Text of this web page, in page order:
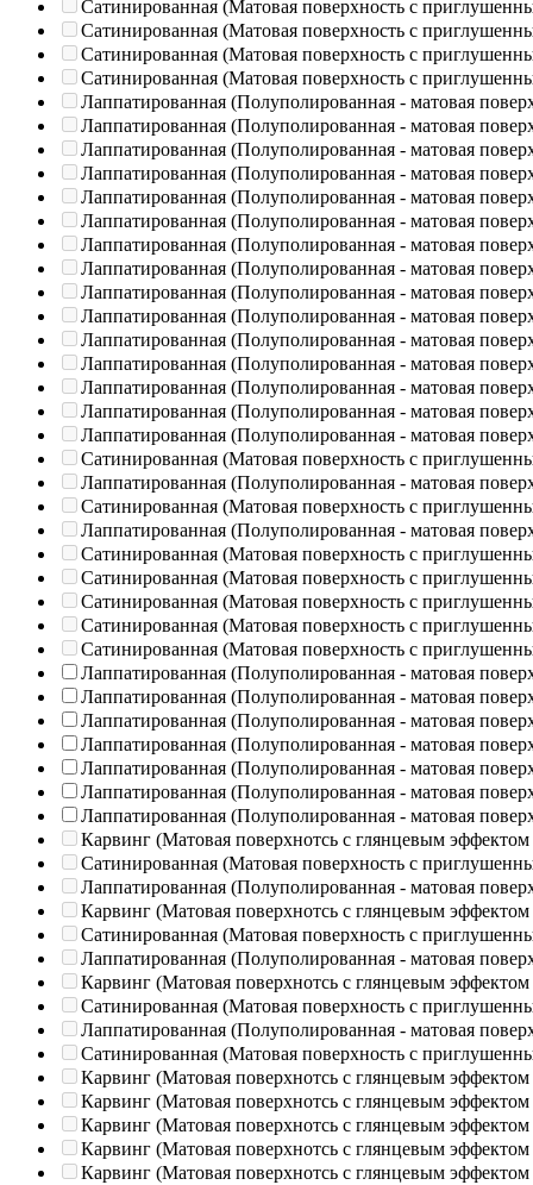
Сатинированная (Матовая поверхность с
Сатинированная (Матовая поверхность с
Сатинированная (Матовая поверхность с
Сатинированная (Матовая поверхность с
Лаппатированная (Полуполированная - матовая
Лаппатированная (Полуполированная - матовая
Лаппатированная (Полуполированная - матовая
Лаппатированная (Полуполированная - матовая
Лаппатированная (Полуполированная - матовая
Лаппатированная (Полуполированная - матовая
Лаппатированная (Полуполированная - матовая
Лаппатированная (Полуполированная - матовая
Лаппатированная (Полуполированная - матовая
Лаппатированная (Полуполированная - матовая
Лаппатированная (Полуполированная - матовая
Лаппатированная (Полуполированная - матовая
Лаппатированная (Полуполированная - матовая
Лаппатированная (Полуполированная - матовая
Лаппатированная (Полуполированная - матовая
Сатинированная (Матовая поверхность с
Лаппатированная (Полуполированная - матовая
Сатинированная (Матовая поверхность с
Лаппатированная (Полуполированная - матовая
Сатинированная (Матовая поверхность с
Сатинированная (Матовая поверхность с
Сатинированная (Матовая поверхность с
Сатинированная (Матовая поверхность с
Сатинированная (Матовая поверхность с
Лаппатированная (Полуполированная - матовая
Лаппатированная (Полуполированная - матовая
Лаппатированная (Полуполированная - матовая
Лаппатированная (Полуполированная - матовая
Лаппатированная (Полуполированная - матовая
Лаппатированная (Полуполированная - матовая
Лаппатированная (Полуполированная - матовая
Карвинг (Матовая поверхнотсь с глянцевым эффектом
Сатинированная (Матовая поверхность с
Лаппатированная (Полуполированная - матовая
Карвинг (Матовая поверхнотсь с глянцевым эффектом
Сатинированная (Матовая поверхность с
Лаппатированная (Полуполированная - матовая
Карвинг (Матовая поверхнотсь с глянцевым эффектом
Сатинированная (Матовая поверхность с
Лаппатированная (Полуполированная - матовая
Сатинированная (Матовая поверхность с
Карвинг (Матовая поверхнотсь с глянцевым эффектом
Карвинг (Матовая поверхнотсь с глянцевым эффектом
Карвинг (Матовая поверхнотсь с глянцевым эффектом
Карвинг (Матовая поверхнотсь с глянцевым эффектом
Карвинг (Матовая поверхнотсь с глянцевым эффектом